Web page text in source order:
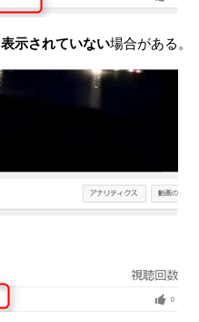
表示されていない場合がある。